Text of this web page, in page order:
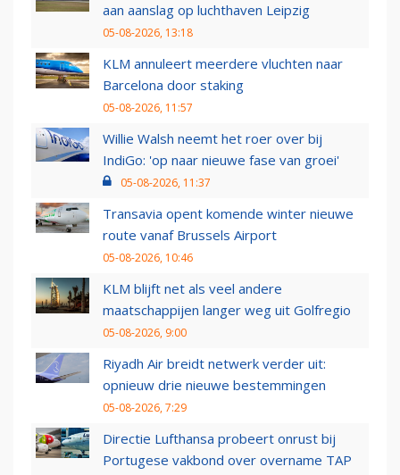
aan aanslag op luchthaven Leipzig
05-08-2026, 13:18
KLM annuleert meerdere vluchten naar
Barcelona door staking
05-08-2026, 11:57
Willie Walsh neemt het roer over bij
IndiGo: 'op naar nieuwe fase van groei'
05-08-2026, 11:37
Transavia opent komende winter nieuwe
route vanaf Brussels Airport
05-08-2026, 10:46
KLM blijft net als veel andere
maatschappijen langer weg uit Golfregio
05-08-2026, 9:00
Riyadh Air breidt netwerk verder uit:
opnieuw drie nieuwe bestemmingen
05-08-2026, 7:29
Directie Lufthansa probeert onrust bij
Portugese vakbond over overname TAP